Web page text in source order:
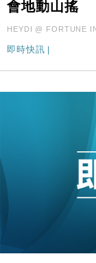
會地動山搖
HEYDI @ FORTUNE
即時快訊 |